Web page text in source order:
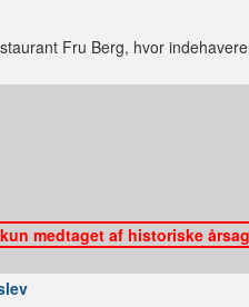
Fru Berg, hvor
medtaget af historiske